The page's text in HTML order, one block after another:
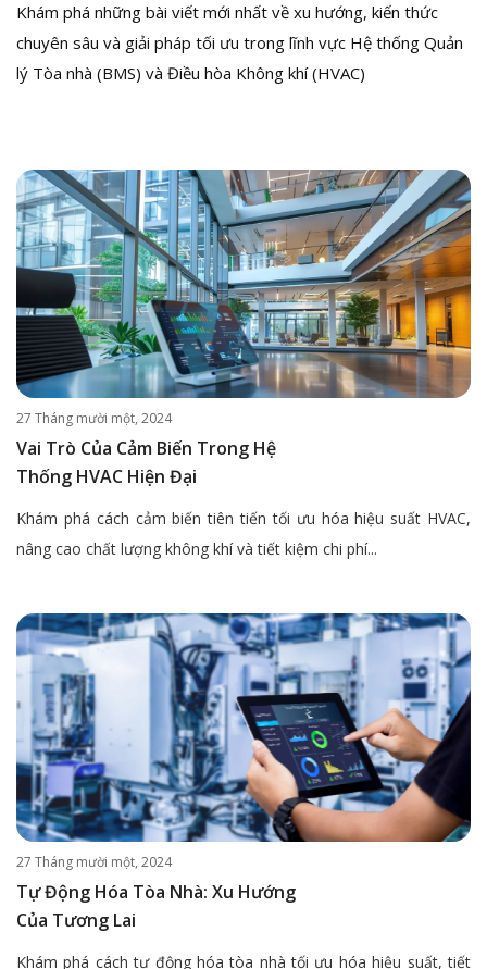
Khám phá những bài viết mới nhất về xu hướng, kiến thức
chuyên sâu và giải pháp tối ưu trong lĩnh vực Hệ thống Quản
lý Tòa nhà (BMS) và Điều hòa Không khí (HVAC)
27 Tháng mười một, 2024
Vai Trò Của Cảm Biến Trong Hệ
Thống HVAC Hiện Đại
Khám phá cách cảm biến tiên tiến tối ưu hóa hiệu suất HVAC,
nâng cao chất lượng không khí và tiết kiệm chi phí...
27 Tháng mười một, 2024
Tự Động Hóa Tòa Nhà: Xu Hướng
Của Tương Lai
Khám phá cách tự động hóa tòa nhà tối ưu hóa hiệu suất, tiết